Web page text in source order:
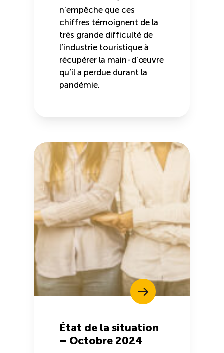
n’empêche que ces
chiffres témoignent de la
très grande difficulté de
l’industrie touristique à
récupérer la main-d’œuvre
qu’il a perdue durant la
pandémie.
État de la situation
– Octobre 2024